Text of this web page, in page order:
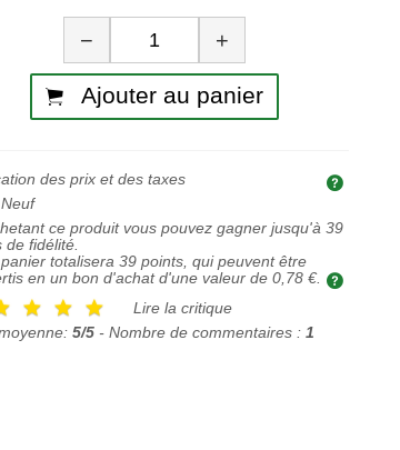
Quantité
− +
Ajouter au panier
des prix et des taxes
Neuf
ce produit vous pouvez gagner jusqu'à 39
de fidélité.
totalisera 39points, qui peuvent être
en un bon d'achat d'une valeur de 0,78 €.
Lire la critique
5/5- Nombre de commentaires : 1